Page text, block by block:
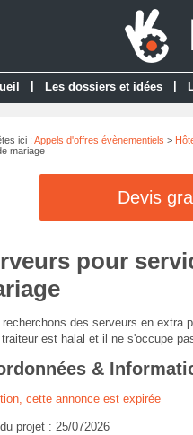
Les dossiers et idées
ici : Appels d'offres évènementiels >
mariage
Devis
pour
recherchons des serveurs en extra
traiteur est halal et il ne s'occupe
&
cette annonce est expirée
projet : 25/072026